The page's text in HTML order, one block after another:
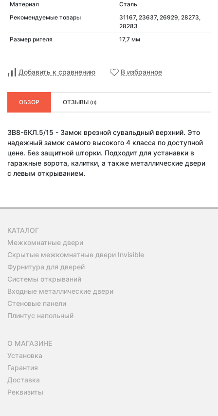
Материал
Сталь
Рекомендуемые товары
31167, 23637, 26929, 28273,
28283
Размер ригеля
17,7 мм
Добавить к сравнению В избранное
ОБЗОР ОТЗЫВЫ (0)
ЗВ8-6КЛ.5/15 - Замок врезной сувальдный верхний. Это
надежный замок самого высокого 4 класса по доступной
цене. Без защитной шторки. Подходит для устанавки в
гаражные ворота, калитки, а также металлические двери
с левым открыванием.
КАТАЛОГ
Межкомнатные двери
Скрытые межкомнатные двери Invisible
Фурнитура для дверей
Системы открываний
Входные металлические двери
Стеновые панели
Плинтус напольный
О МАГАЗИНЕ
Установка
Гарантия
Доставка
Реквизиты